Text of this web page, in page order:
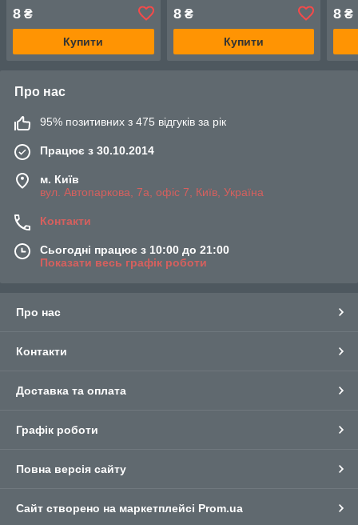
8 ₴
Купити
8₴
Купити
8 ₴
Про нас
95% позитивних з 475 відгуків за рік
Працює з 30.10.2014
м. Київ
вул. Автопаркова, 7а, офіс 7, Київ, Україна
Контакти
Сьогодні працює з 10:00 до 21:00
Показати весь графік роботи
Про нас
Контакти
Доставка та оплата
Графік роботи
Повна версія сайту
Сайт створено на маркетплейсі Prom.ua